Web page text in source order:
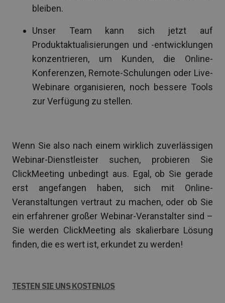
bleiben.
Unser Team kann sich jetzt auf
Produktaktualisierungen und -entwicklungen
konzentrieren, um Kunden, die Online-
Konferenzen, Remote-Schulungen oder Live-
Webinare organisieren, noch bessere Tools
zur Verfügung zu stellen.
Wenn Sie also nach einem wirklich zuverlässigen
Webinar-Dienstleister suchen, probieren Sie
ClickMeeting unbedingt aus. Egal, ob Sie gerade
erst angefangen haben, sich mit Online-
Veranstaltungen vertraut zu machen, oder ob Sie
ein erfahrener großer Webinar-Veranstalter sind –
Sie werden ClickMeeting als skalierbare Lösung
finden, die es wert ist, erkundet zu werden!
TESTEN SIE UNS KOSTENLOS